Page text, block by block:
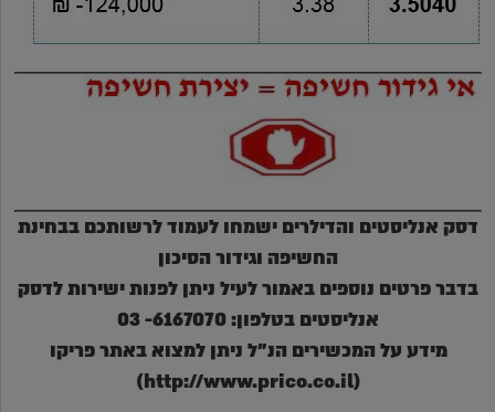
דסק אנליסטים והדילרים ישמחו לעמוד לרשותכם בבחינת
החשיפה וגידור הסיכון
בדבר פרטים נוספים באמור לעיל ניתן לפנות ישירות לדסק
אנליסטים בטלפון: 6167070- 03
מידע על המכשירים הנ"ל ניתן למצוא באתר פריקו
(http://www.prico.co.il)